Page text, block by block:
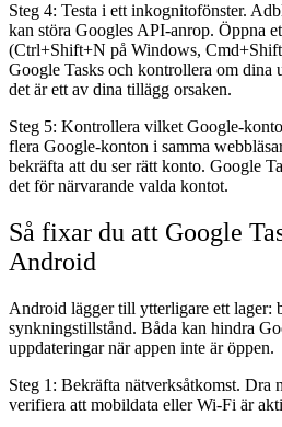
Steg 4: Testa i ett inkognitofönster.
kan störa Googles API-anrop. Öppna
(Ctrl+Shift+N på Windows,
Google Tasks och kontrollera om dina
det är ett av dina tillägg orsaken.
Steg 5: Kontrollera vilket Google-
flera Google-konton i samma
bekräfta att du ser rätt konto. Google
det för närvarande valda kontot.
Så fixar du att Google
Android
Android lägger till ytterligare ett lager:
synkningstillstånd. Båda kan hindra
uppdateringar när appen inte är öppen.
Steg 1: Bekräfta nätverksåtkomst. Dra
verifiera att mobildata eller Wi-Fi är